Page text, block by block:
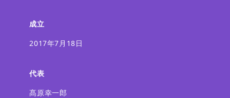
成立
2017年7月18日
代表
髙原幸一郎